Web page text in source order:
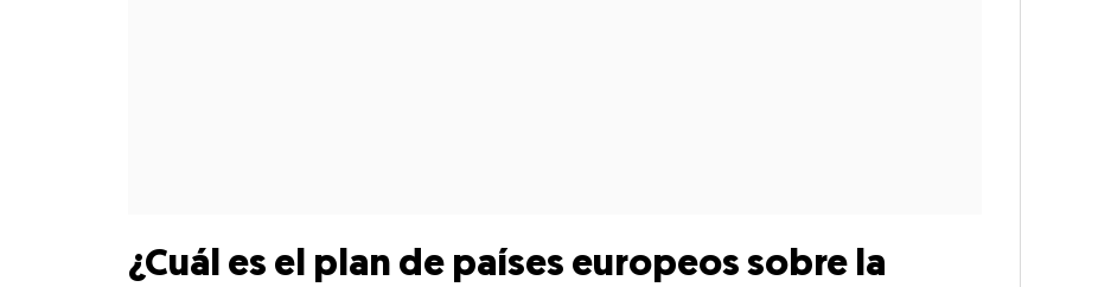
¿Cuál es el plan de países europeos sobre la